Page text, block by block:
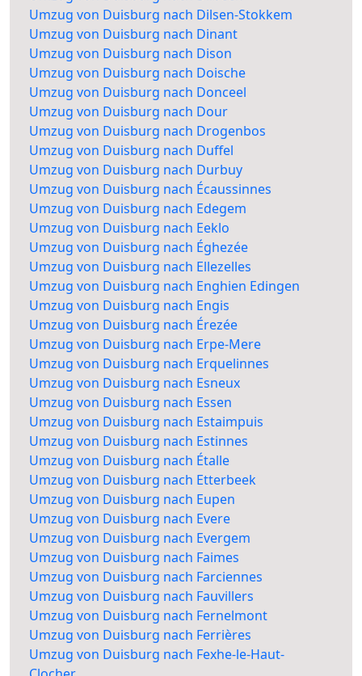
Umzug von Duisburg nach Dilsen-Stokkem
Umzug von Duisburg nach Dinant
Umzug von Duisburg nach Dison
Umzug von Duisburg nach Doische
Umzug von Duisburg nach Donceel
Umzug von Duisburg nach Dour
Umzug von Duisburg nach Drogenbos
Umzug von Duisburg nach Duffel
Umzug von Duisburg nach Durbuy
Umzug von Duisburg nach Écaussinnes
Umzug von Duisburg nach Edegem
Umzug von Duisburg nach Eeklo
Umzug von Duisburg nach Éghezée
Umzug von Duisburg nach Ellezelles
Umzug von Duisburg nach Enghien Edingen
Umzug von Duisburg nach Engis
Umzug von Duisburg nach Érezée
Umzug von Duisburg nach Erpe-Mere
Umzug von Duisburg nach Erquelinnes
Umzug von Duisburg nach Esneux
Umzug von Duisburg nach Essen
Umzug von Duisburg nach Estaimpuis
Umzug von Duisburg nach Estinnes
Umzug von Duisburg nach Étalle
Umzug von Duisburg nach Etterbeek
Umzug von Duisburg nach Eupen
Umzug von Duisburg nach Evere
Umzug von Duisburg nach Evergem
Umzug von Duisburg nach Faimes
Umzug von Duisburg nach Farciennes
Umzug von Duisburg nach Fauvillers
Umzug von Duisburg nach Fernelmont
Umzug von Duisburg nach Ferrières
Umzug von Duisburg nach Fexhe-le-Haut-